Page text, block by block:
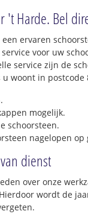
't Harde. Bel
ervaren
voor uw
service zijn de
woont in postcode
mogelijk.
schoorsteen.
nagelopen op
dienst
over onze
wordt de